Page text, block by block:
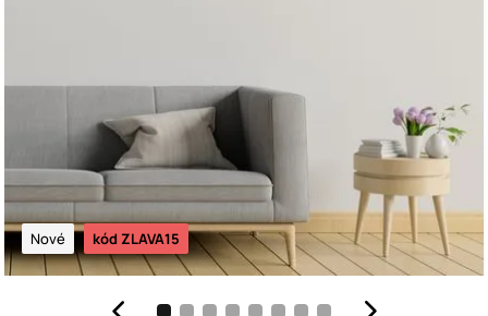
Nové kód ZLAVA15